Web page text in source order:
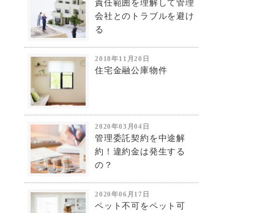
責任範囲を理解して管理
会社とのトラブルを避け
る
2018年11月20日
住宅金融公庫物件
2020年03月04日
管理委託契約を中途解
約！違約金は発生する
の？
2020年06月17日
ペット不可をペット可